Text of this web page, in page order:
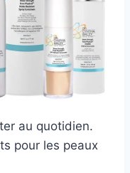
au quotidien.
pour les peaux